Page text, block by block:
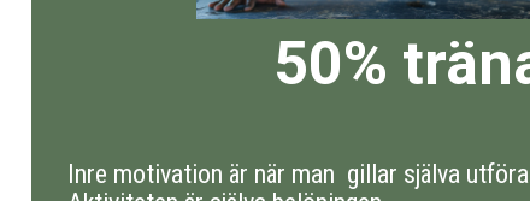
50%
Inre motivation är när man gillar själva